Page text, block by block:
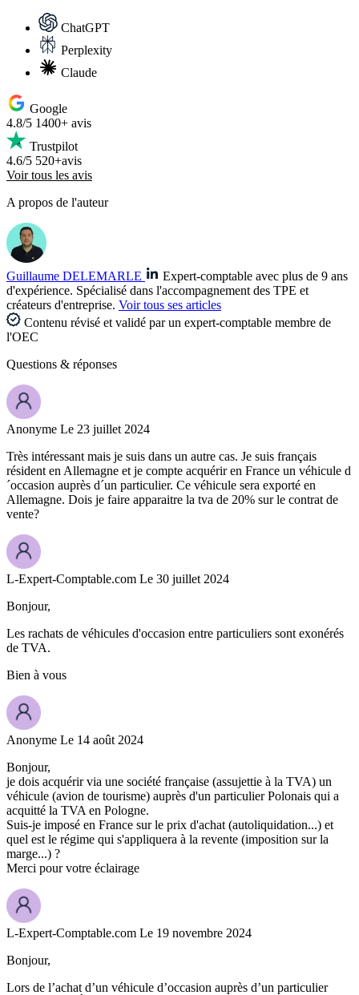
ChatGPT
Perplexity
Claude
Google
4.8/5 1400+ avis
Trustpilot
4.6/5 520+avis
Voir tous les avis
A propos de l'auteur
Guillaume DELEMARLE
Expert-comptable avec plus de 9 ans
d'expérience. Spécialisé dans l'accompagnement des TPE et
créateurs d'entreprise. Voir tous ses articles
Contenu révisé et validé par un expert-comptable membre de
l'OEC
Questions & réponses
Anonyme Le 23 juillet 2024
Très intéressant mais je suis dans un autre cas. Je suis français
résident en Allemagne et je compte acquérir en France un véhicule d
´occasion auprès d´un particulier. Ce véhicule sera exporté en
Allemagne. Dois je faire apparaitre la tva de 20% sur le contrat de
vente?
L-Expert-Comptable.com Le 30 juillet 2024
Bonjour,
Les rachats de véhicules d'occasion entre particuliers sont exonérés
de TVA.
Bien à vous
Anonyme Le 14 août 2024
Bonjour,
je dois acquérir via une société française (assujettie à la TVA) un
véhicule (avion de tourisme) auprès d'un particulier Polonais qui a
acquitté la TVA en Pologne.
Suis-je imposé en France sur le prix d'achat (autoliquidation...) et
quel est le régime qui s'appliquera à la revente (imposition sur la
marge...) ?
Merci pour votre éclairage
L-Expert-Comptable.com Le 19 novembre 2024
Bonjour,
Lors de l’achat d’un véhicule d’occasion auprès d’un particulier